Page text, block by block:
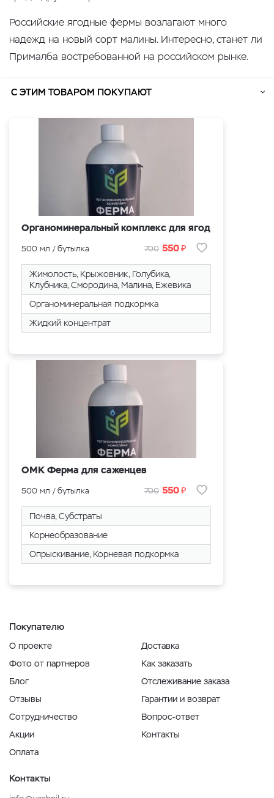
Российские ягодные фермы возлагают много
надежд на новый сорт малины. Интересно, станет ли
Прималба востребованной на российском рынке.
С ЭТИМ ТОВАРОМ ПОКУПАЮТ
Органоминеральный комплекс для ягод
500 мл / бутылка 700 550₽
Жимолость, Крыжовник, Голубика,
Клубника, Смородина, Малина, Eжевика
Органоминеральная подкормка
Жидкий концентрат
ОМК Ферма для саженцев
500 мл / бутылка 700 550₽
Почва, Cубстраты
Корнеобразование
Опрыскивание, Корневая подкормка
Покупателю
О проекте
Фото от партнеров
Блог
Отзывы
Сотрудничество
Акции
Оплата
Доставка
Как заказать
Отслеживание заказа
Гарантии и возврат
Вопрос-ответ
Контакты
Контакты